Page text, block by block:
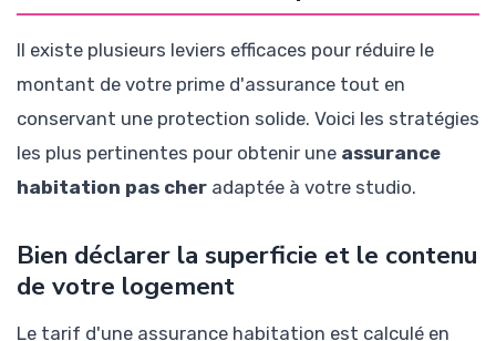
Il existe plusieurs leviers efficaces pour réduire le
montant de votre prime d'assurance tout en
conservant une protection solide. Voici les stratégies
les plus pertinentes pour obtenir une assurance
habitation pas cher adaptée à votre studio.
Bien déclarer la superficie et le contenu
de votre logement
Le tarif d'une assurance habitation est calculé en